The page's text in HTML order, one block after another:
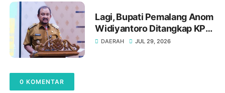
Lagi, Bupati Pemalang Anom
Widiyantoro Ditangkap KPK
Tengah Malam
DAERAH JUL 29, 2026
0 KOMENTAR